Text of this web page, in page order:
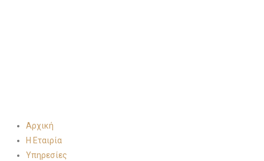
Αρχική
Η Εταιρία
Υπηρεσίες